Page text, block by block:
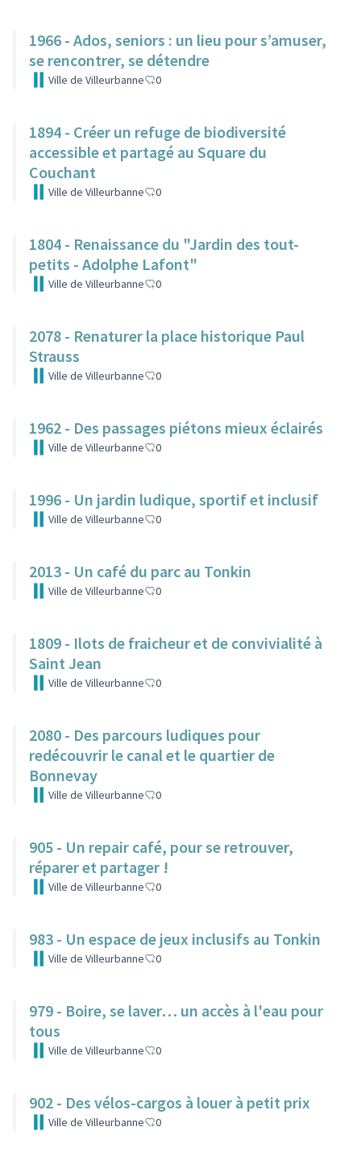
1966 - Ados, seniors : un lieu pour s’amuser,
se rencontrer, se détendre
Ville de Villeurbanne 0
1894 - Créer un refuge de biodiversité
accessible et partagé au Square du
Couchant
Ville de Villeurbanne 0
1804 - Renaissance du "Jardin des tout-
petits - Adolphe Lafont"
Ville de Villeurbanne 0
2078 - Renaturer la place historique Paul
Strauss
Ville de Villeurbanne 0
1962 - Des passages piétons mieux éclairés
Ville de Villeurbanne 0
1996 - Un jardin ludique, sportif et inclusif
Ville de Villeurbanne 0
2013 - Un café du parc au Tonkin
Ville de Villeurbanne 0
1809 - Ilots de fraicheur et de convivialité à
Saint Jean
Ville de Villeurbanne 0
2080 - Des parcours ludiques pour
redécouvrir le canal et le quartier de
Bonnevay
Ville de Villeurbanne 0
905 - Un repair café, pour se retrouver,
réparer et partager !
Ville de Villeurbanne 0
983 - Un espace de jeux inclusifs au Tonkin
Ville de Villeurbanne 0
979 - Boire, se laver… un accès à l'eau pour
tous
Ville de Villeurbanne 0
902 - Des vélos-cargos à louer à petit prix
Ville de Villeurbanne 0